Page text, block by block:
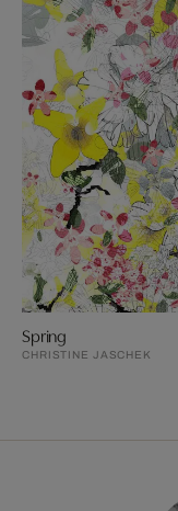
Spring
CHRISTINE JASCHEK